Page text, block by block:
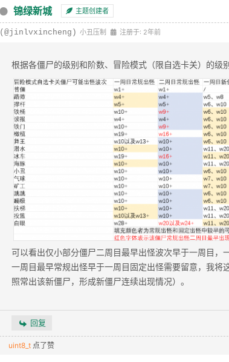
锦绿新城 主题创建者
(@jinlvxincheng) 小丑压制 注册于: 2年前
根据各僵尸的级别和阶数、冒险模式（限自选卡关）的级
可以看出仅小部分僵尸二周目最早出怪波次早于一周目
一周目最早常规出怪早于一周目固定出怪需要留意，我
照常出该新僵尸，形成新僵尸连续出现情况）。
回复
uint8_t 点了赞